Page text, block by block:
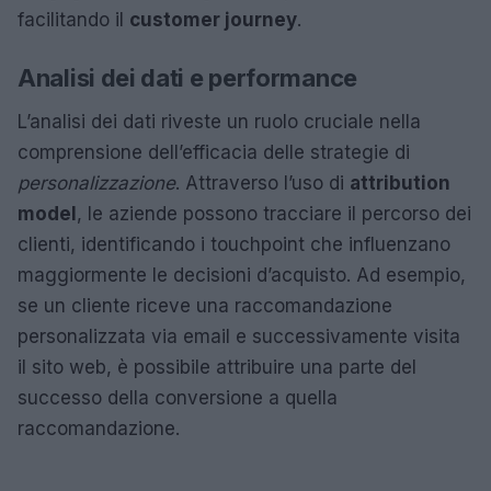
facilitando il customer journey.
Analisi dei dati e performance
L’analisi dei dati riveste un ruolo cruciale nella
comprensione dell’efficacia delle strategie di
personalizzazione. Attraverso l’uso di attribution
model, le aziende possono tracciare il percorso dei
clienti, identificando i touchpoint che influenzano
maggiormente le decisioni d’acquisto. Ad esempio,
se un cliente riceve una raccomandazione
personalizzata via email e successivamente visita
il sito web, è possibile attribuire una parte del
successo della conversione a quella
raccomandazione.